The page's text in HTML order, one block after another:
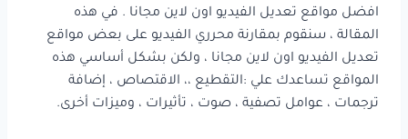
افضل مواقع تعديل الفيديو اون لاين مجانا . في هذه
المقالة ، سنقوم بمقارنة محرري الفيديو على بعض مواقع
تعديل الفيديو اون لاين مجانا ، ولكن بشكل أساسي هذه
المواقع تساعدك علي :التقطيع ،، الاقتصاص ، إضافة
ترجمات ، عوامل تصفية ، صوت ، تأثيرات ، وميزات أخرى.